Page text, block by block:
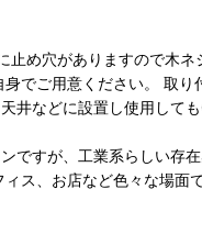
止め穴がありますので木ネ
でご用意ください。 取り
井などに設置し使用しても
ですが、工業系らしい存
ィス、お店など色々な場面